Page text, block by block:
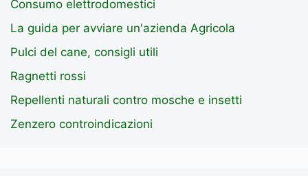
Consumo elettrodomestici
La guida per avviare un'azienda Agricola
Pulci del cane, consigli utili
Ragnetti rossi
Repellenti naturali contro mosche e insetti
Zenzero controindicazioni